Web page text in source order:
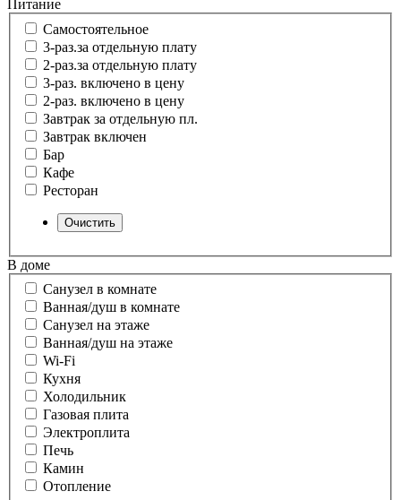
Питание
Самостоятельное
3-раз.за отдельную плату
2-раз.за отдельную плату
3-раз. включено в цену
2-раз. включено в цену
Завтрак за отдельную пл.
Завтрак включен
Бар
Кафе
Ресторан
В доме
Санузел в комнате
Ванная/душ в комнате
Санузел на этаже
Ванная/душ на этаже
Wi-Fi
Кухня
Холодильник
Газовая плита
Электроплита
Печь
Камин
Отопление